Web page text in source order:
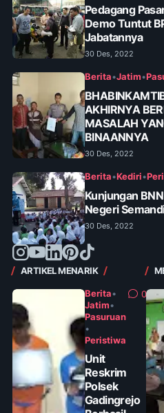
Pedagang
Demo Tuntut
Jabatannya
30 Des, 2022
Berita•Jatim•
AKHIRNYA
MASALAH
BINAANNYA
30 Des, 2022
Berita•Kediri•
Kunjungan
Negeri
30 Des, 2022
ARTIKEL MENARIK
Berita•
Jatim•
Pasuruan
•
Peristiwa
0
Unit
Reskrim
Polsek
Gadingrejo